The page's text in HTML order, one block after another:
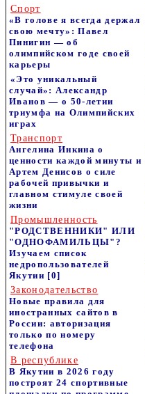
Спорт
«В голове я всегда держал
свою мечту»: Павел
Пинигин — об
олимпийском годе своей
карьеры
«Это уникальный
случай»: Александр
Иванов — о 50-летии
триумфа на Олимпийских
играх
Транспорт
Ангелина Инкина о
ценности каждой минуты и
Артем Денисов о силе
рабочей привычки и
главном стимуле своей
жизни
Промышленность
"РОДСТВЕННИКИ" ИЛИ
"ОДНОФАМИЛЬЦЫ"?
Изучаем список
недропользователей
Якутии [0]
Законодательство
Новые правила для
иностранных сайтов в
России: авторизация
только по номеру
телефона
В республике
В Якутии в 2026 году
построят 24 спортивные